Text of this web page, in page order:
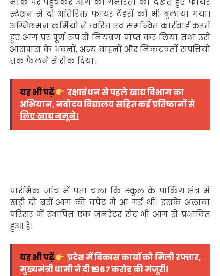
स्टेशन से दो अतिरिक्त फायर टेंडरों को भी बुलाया गया।
अग्निशमन कर्मियों ने त्वरित एवं समन्वित कार्रवाई करते
हुए आग पर पूर्ण रूप से नियंत्रण प्राप्त कर लिया तथा उसे
आसपास के भवनों, अन्य वाहनों और निकटवर्ती संपत्तियों
तक फैलने से रोक दिया।
यह भी पढ़ें
रक्षाबंधन से पहले खाद्य विभाग का
अभियान, नवोदय विद्यालय सहित कई प्रतिष्ठानों से
लिए खाद्य नमूने।
प्रारंभिक जांच में पता चला कि स्कूल के पार्किंग क्षेत्र में
खड़ी दो बसें आग की चपेट में आ गई थीं। इसके अलावा
परिसर में स्थापित एक जनरेटर सेट भी आग से प्रभावित
हुआ है।
यह भी पढ़ें
प्रदेश में विकास कार्यों को मिली रफ्तार,
मुख्यमंत्री धामी ने दी ₹1967 करोड़ की मंजूरी।